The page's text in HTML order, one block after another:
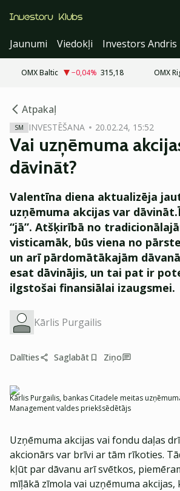
Jaunumi
Viedokļi Investors Andris
OMX Baltic −0,04% 315,18 OMX
Atpakaļ
SM INVESTĒŠANA 20.02.24, 15:52
Vai uzņēmuma
dāvināt?
Valentīna diena aktualizēja
uzņēmuma akcijas var dāvināt.
“jā”. Atšķirībā no
visticamāk, būs viena no
un arī pārdomātākajām
esat dāvinājis, un tai pat ir
ilgstošai finansiālai izaugsmei.
Kārlis Purgailis
Dalīties Saglabāt Ziņo
Kārlis Purgailis, bankas Citadele meitas
Management valdes priekšsēdētājs
Uzņēmuma akcijas vai fondu daļas
akcionārs var brīvi ar tām rīkoties.
kļūt par dāvanu arī svētkos,
mīļākā zīmola vai uzņēmuma